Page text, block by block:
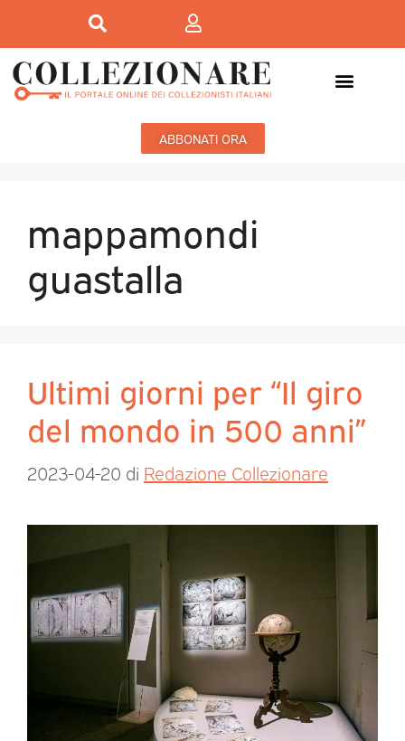
ABBONATI ORA
mappamondi
guastalla
Ultimi giorni per “Il giro
del mondo in 500 anni”
2023-04-20 di Redazione Collezionare